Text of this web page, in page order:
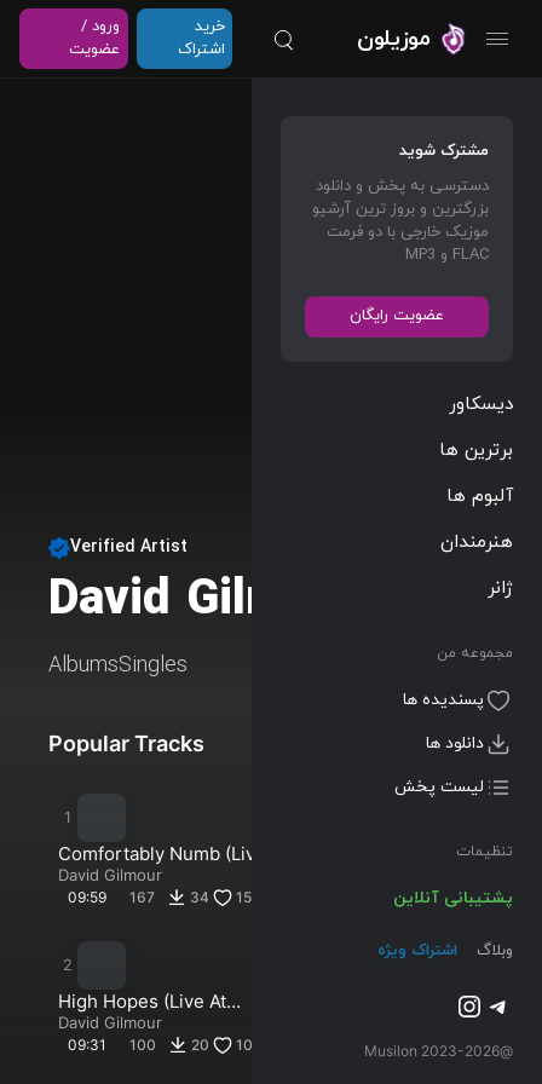
موزیلون
خرید
اشتراک
ورود /
عضویت
مشترک شوید
دسترسی به پخش و دانلود
بزرگترین و بروز ترین آرشیو
موزیک خارجی با دو فرمت
FLAC و MP3
عضویت رایگان
دیسکاور
برترین ها
آلبوم ها
هنرمندان
ژانر
مجموعه من
پسندیده ها
دانلود ها
لیست پخش
تنظیمات
پشتیبانی آنلاین
وبلاگ اشتراک ویژه
تلگراماینستاگرم
@2023-2026 Musilon
Verified Artist
David Gilmour
AlbumsSingles
Popular Tracks
Comfortably Numb (Live At
Pompeii 2016)
David Gilmour
09:59 167 34 15
High Hopes (Live At
Pompeii 2016)
David Gilmour
09:31 100 20 10